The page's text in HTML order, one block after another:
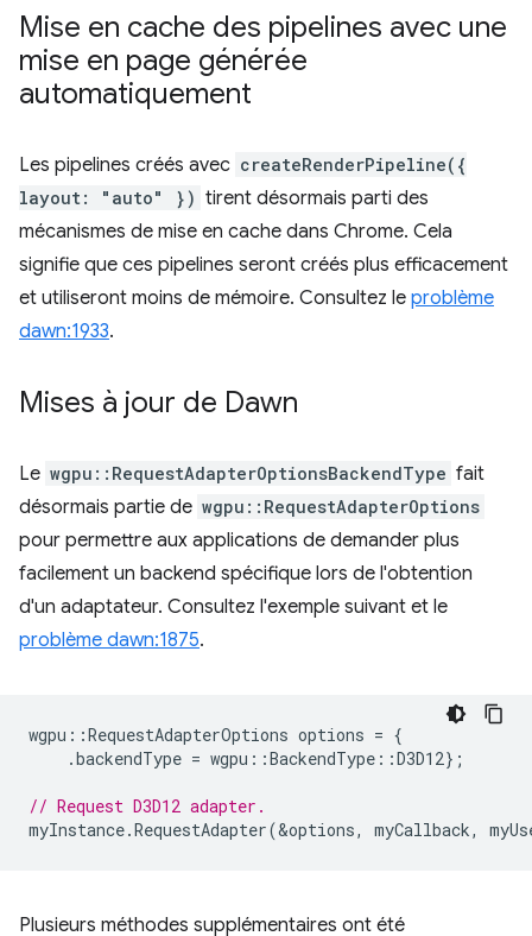
Mise en cache des pipelines avec une
mise en page générée
automatiquement
Les pipelines créés avec createRenderPipeline({
layout: "auto" }) tirent désormais parti des
mécanismes de mise en cache dans Chrome. Cela
signifie que ces pipelines seront créés plus efficacement
et utiliseront moins de mémoire. Consultez le problème
dawn:1933.
Mises à jour de Dawn
Le wgpu::RequestAdapterOptionsBackendType fait
désormais partie de wgpu::RequestAdapterOptions
pour permettre aux applications de demander plus
facilement un backend spécifique lors de l'obtention
d'un adaptateur. Consultez l'exemple suivant et le
problème dawn:1875.
wgpu ::RequestAdapterOptions options = {
.backendType = wgpu ::BackendType ::D3D12};
// Request D3D12 adapter.
myInstance.RequestAdapter(&options, myCallback,
Plusieurs méthodes supplémentaires ont été